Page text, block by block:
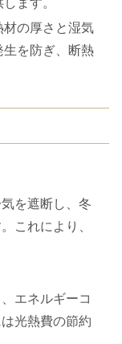
材の厚さと湿気
生を防ぎ、断熱
を遮断し、冬
これにより、
エネルギーコ
光熱費の節約